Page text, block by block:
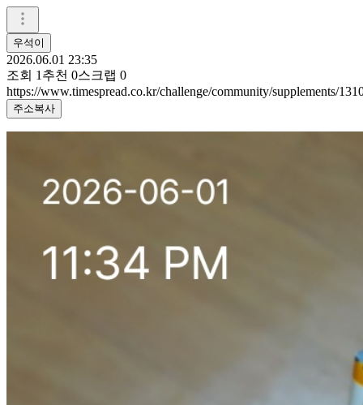
우석이
2026.06.01 23:35
조회 1 추천 0스크랩 0
https://www.timespread.co.kr/challenge/community/supplements/
주소복사